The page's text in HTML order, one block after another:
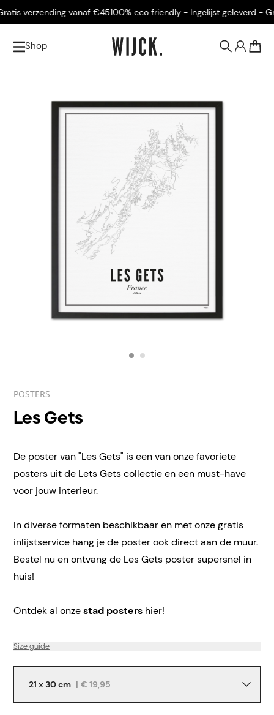
verzending vanaf €45100% eco friendly - Ingelijst geleverd -
Shop
POSTERS
Les Gets
De poster van "Les Gets" is een van onze favoriete
posters uit de Lets Gets collectie en een must-have
voor jouw interieur.
In diverse formaten beschikbaar en met onze gratis
inlijstservice hang je de poster ook direct aan de muur.
Bestel nu en ontvang de Les Gets poster supersnel in
huis!
Ontdek al onzestad posters hier!
Size guide
21 x 30 cm | € 19,95